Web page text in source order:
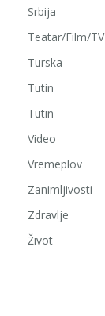
Srbija
Teatar/Film/TV
Turska
Tutin
Tutin
Video
Vremeplov
Zanimljivosti
Zdravlje
Život